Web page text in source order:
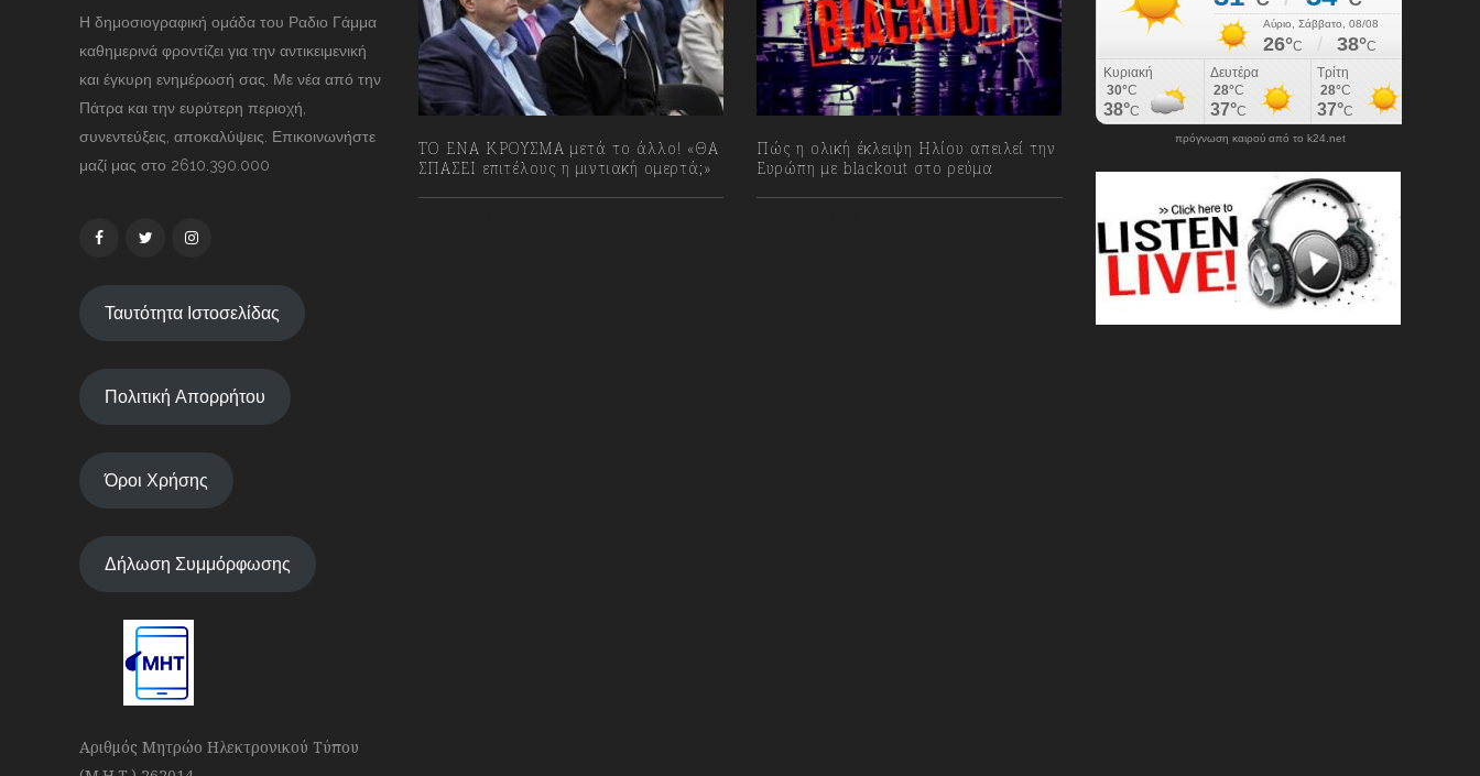
Η δημοσιογραφική ομάδα του Ραδιο Γάμμα
καθημερινά φροντίζει για την αντικειμενική
και έγκυρη ενημέρωσή σας. Με νέα από την
Πάτρα και την ευρύτερη περιοχή,
συνεντεύξεις, αποκαλύψεις. Επικοινωνήστε
μαζί μας στο 2610.390.000
Ταυτότητα Ιστοσελίδας
Πολιτική Απορρήτου
Όροι Χρήσης
Δήλωση Συμμόρφωσης
Αριθμός Μητρώο Ηλεκτρονικού Τύπου
ΤΟ ΕΝΑ ΚΡΟΥΣΜΑ μετά το άλλο! «ΘΑ
ΣΠΑΣΕΙ επιτέλους η μιντιακή ομερτά;»
Πώς η ολική έκλειψη Ηλίου απειλεί την
Ευρώπη με blackout στο ρεύμα
πρόγνωση καιρού από το k24.net